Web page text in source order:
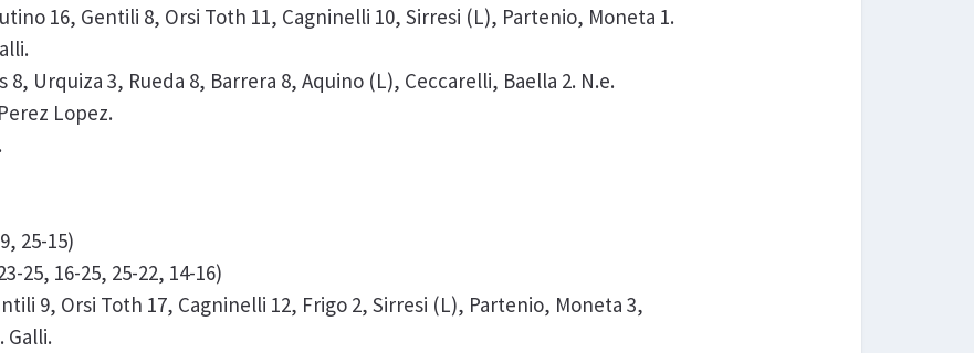
16, Gentili 8, Orsi Toth 11, Cagninelli 10, Sirresi (L), Partenio, Moneta 1.
8, Urquiza 3, Rueda 8, Barrera 8, Aquino (L), Ceccarelli, Baella 2. N.e.
Lopez.
25-15)
25, 16-25, 25-22, 14-16)
9, Orsi Toth 17, Cagninelli 12, Frigo 2, Sirresi (L), Partenio, Moneta 3,
Galli.